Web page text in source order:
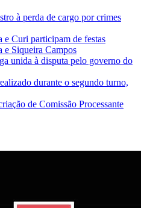
à perda de cargo por crimes
e Curi participam de festas
e Siqueira Campos
unida à disputa pelo governo do
durante o segundo turno,
de Comissão Processante